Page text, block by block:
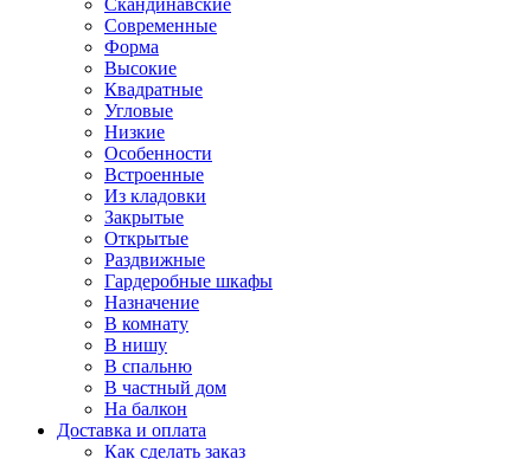
Скандинавские
Современные
Форма
Высокие
Квадратные
Угловые
Низкие
Особенности
Встроенные
Из кладовки
Закрытые
Открытые
Раздвижные
Гардеробные шкафы
Назначение
В комнату
В нишу
В спальню
В частный дом
На балкон
Доставка и оплата
Как сделать заказ